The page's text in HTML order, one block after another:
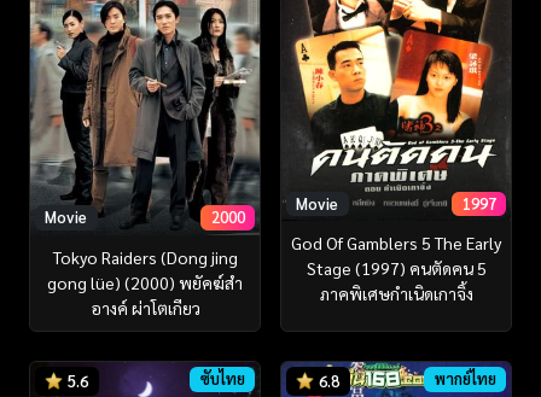
Movie 2000
Tokyo Raiders (Dong jing
gong lüe) (2000) พยัคฆ์สำ
อางค์ ผ่าโตเกียว
Movie 1997
God Of Gamblers 5 The Early
Stage (1997) คนตัดคน 5
ภาคพิเศษกำเนิดเกาจิ้ง
5.6 ซับไทย 6.8 พากย์ไทย